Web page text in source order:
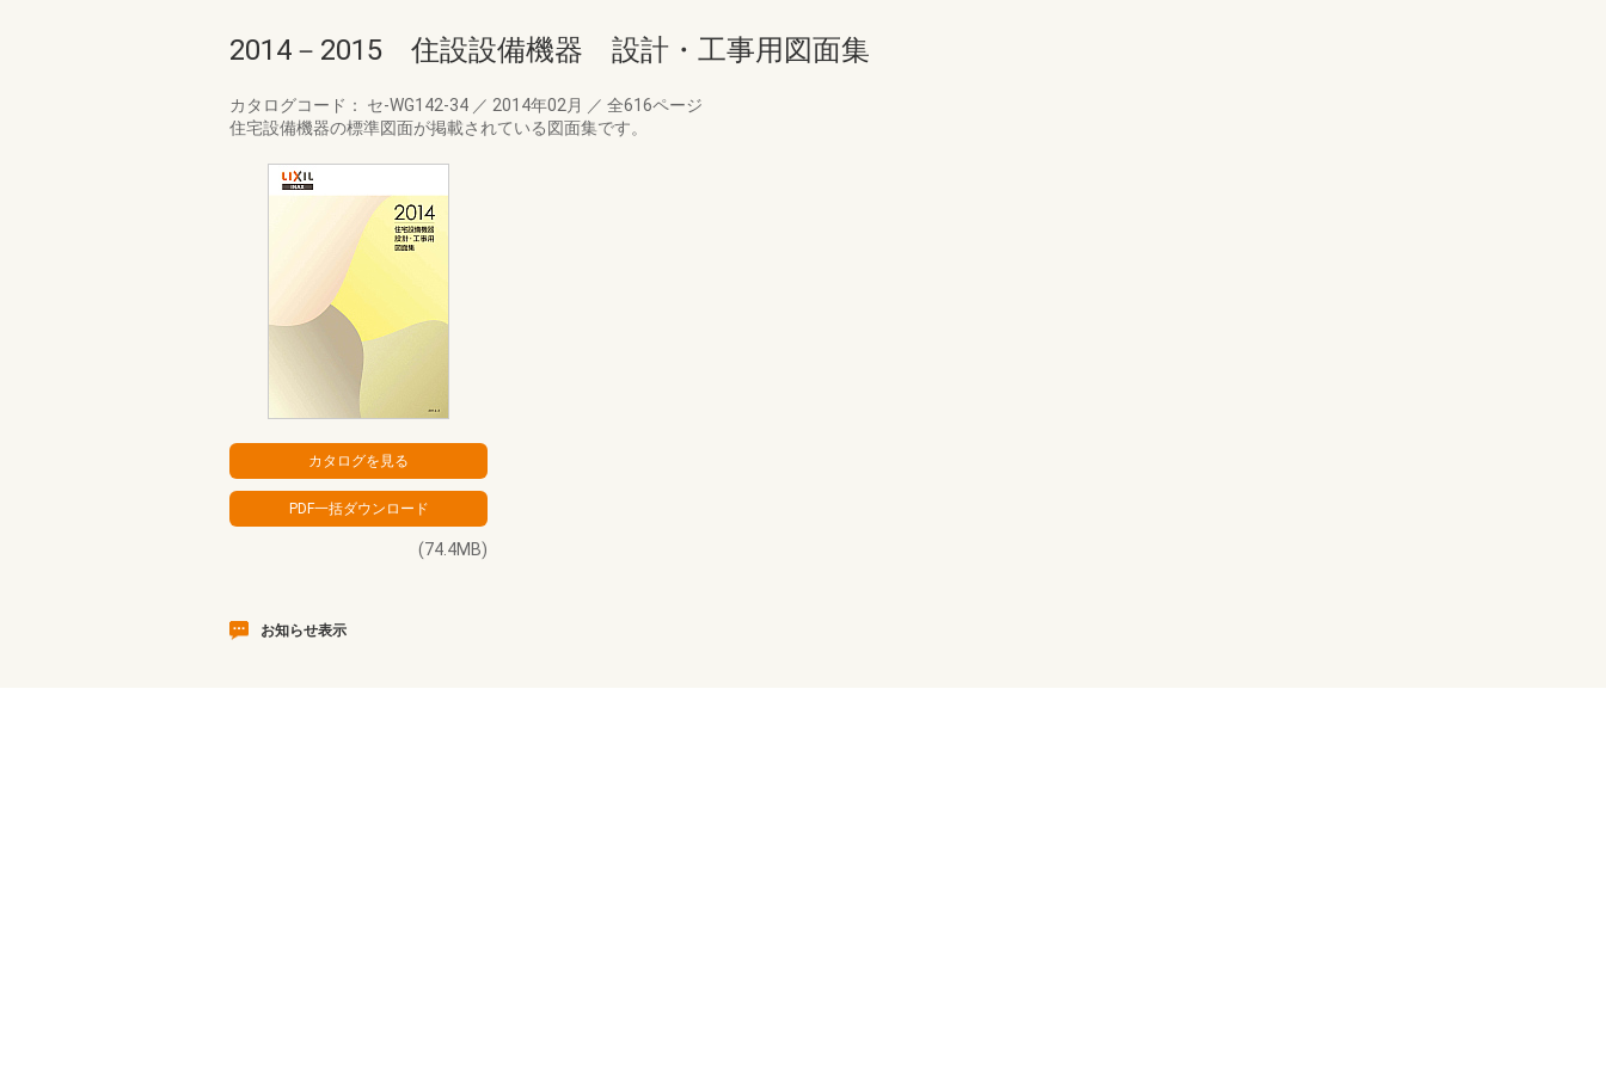
2014－2015 住設設備機器 設計・工事用図面集
カタログコード： セ-WG142-34 ／ 2014年02月 ／ 全616ページ
住宅設備機器の標準図面が掲載されている図面集です。
(74.4MB)
お知らせ表示